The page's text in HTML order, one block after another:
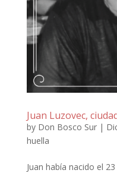
Juan Luzovec,
by Don Bosco Sur|
huella
Juan había nacido el